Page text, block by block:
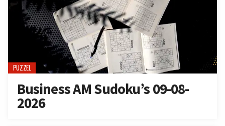
PUZZEL
Business AM Sudoku’s 09-08-
2026